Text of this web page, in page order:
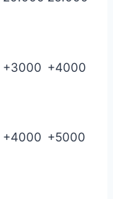
+3000 +4000
+4000 +5000